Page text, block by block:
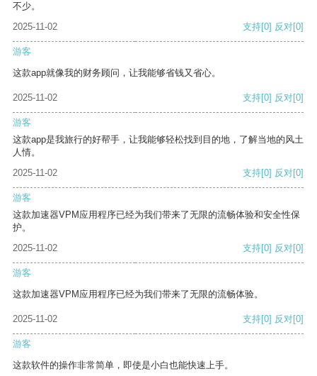
不少。
2025-11-02
支持[0] 反对[0]
游客
这款app就像我的财务顾问，让我能够省钱又省心。
2025-11-02 支持[0] 反对[0]
游客
这款app是我旅行的好帮手，让我能够轻松找到目的地，了解当地的风土
人情。
2025-11-02
支持[0] 反对[0]
游客
这款加速器VPM应用程序已经为我们带来了无限的流畅体验和安全性保
护。
2025-11-02
支持[0] 反对[0]
游客
这款加速器VPM应用程序已经为我们带来了无限的流畅体验。
2025-11-02 支持[0] 反对[0]
游客
这款软件的操作非常简单，即使是小白也能快速上手。